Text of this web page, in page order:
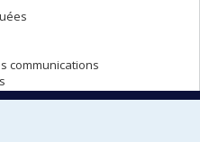
communications